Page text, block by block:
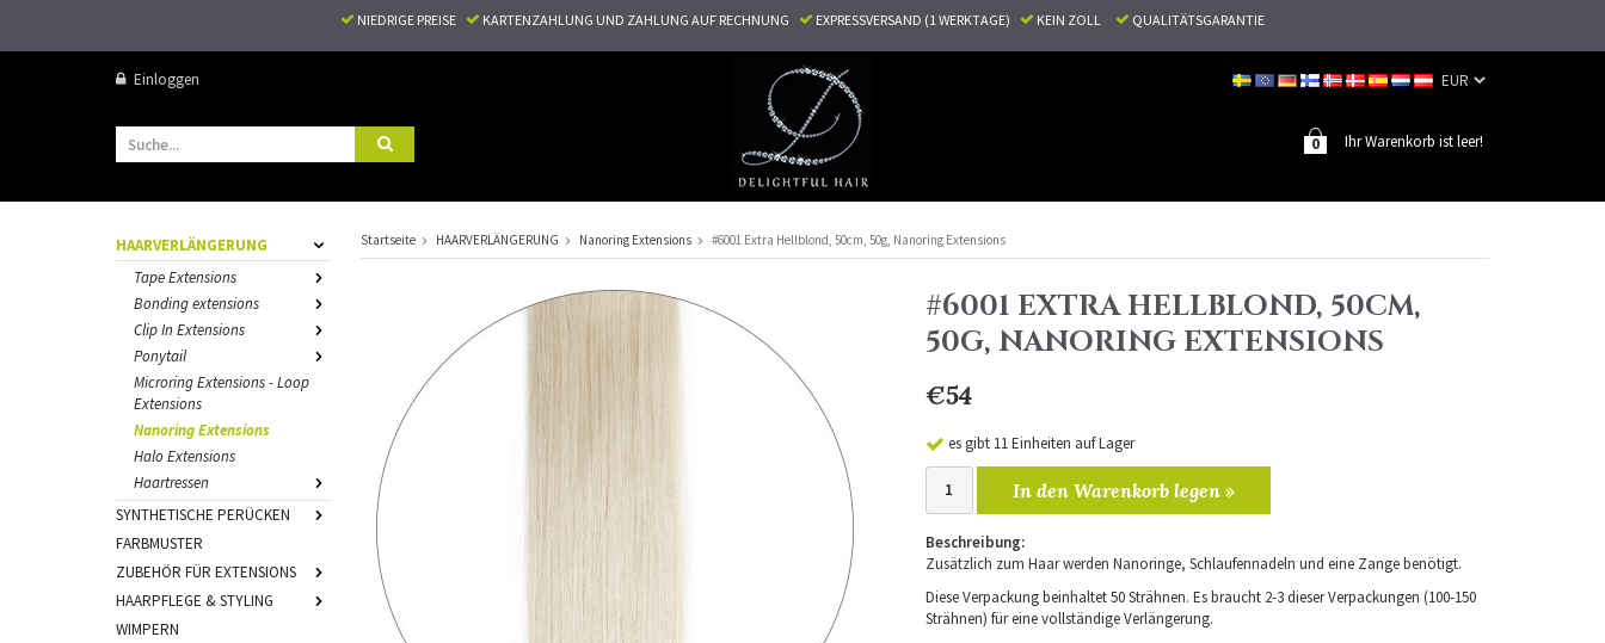
NIEDRIGE PREISE KARTENZAHLUNG UND ZAHLUNG AUF RECHNUNG EXPRESSVERSAND (1 WERKTAGE) KEIN ZOLL QUALITÄTSGARANTIE
Einloggen
Ihr Warenkorb ist leer!
0
HAARVERLÄNGERUNG
Tape Extensions
Bonding extensions
Clip In Extensions
Ponytail
Microring Extensions - Loop
Extensions
Nanoring Extensions
Halo Extensions
Haartressen
SYNTHETISCHE PERÜCKEN
FARBMUSTER
ZUBEHÖR FÜR EXTENSIONS
HAARPFLEGE & STYLING
WIMPERN
Startseite HAARVERLÄNGERUNG Nanoring Extensions #6001 Extra Hellblond, 50cm, 50g, Nanoring Extensions
#6001 EXTRA HELLBLOND, 50CM,
50G, NANORING EXTENSIONS
€54
es gibt 11 Einheiten auf Lager
In den Warenkorb legen »
Beschreibung:
Zusätzlich zum Haar werden Nanoringe, Schlaufennadeln und eine Zange benötigt.
Diese Verpackung beinhaltet 50 Strähnen. Es braucht 2-3 dieser Verpackungen (100-150
Strähnen) für eine vollständige Verlängerung.